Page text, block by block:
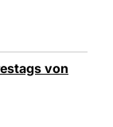
von